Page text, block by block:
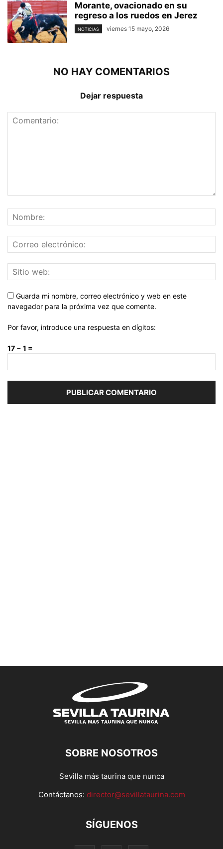
Morante, ovacionado en su
regreso a los ruedos en Jerez
NOTICIAS viernes 15 mayo, 2026
NO HAY COMENTARIOS
Dejar respuesta
Guarda mi nombre, correo electrónico y web en este
navegador para la próxima vez que comente.
Por favor, introduce una respuesta en dígitos:
17 − 1 =
SOBRE NOSOTROS
Sevilla más taurina que nunca
Contáctanos: director@sevillataurina.com
SÍGUENOS